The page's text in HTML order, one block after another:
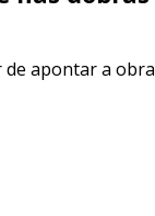
de apontar a obra